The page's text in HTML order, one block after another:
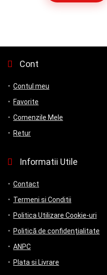
Cont
Contul meu
Favorite
Comenzile Mele
Retur
Informatii Utile
Contact
Termeni si Conditii
Politica Utilizare Cookie-uri
Politică de confidențialitate
ANPC
Plata si Livrare